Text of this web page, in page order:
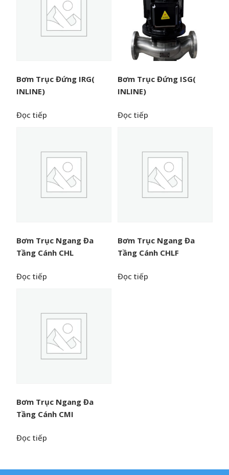
Bơm Trục Đứng IRG(
INLINE)
Đọc tiếp
Bơm Trục Đứng ISG(
INLINE)
Đọc tiếp
Bơm Trục Ngang Đa
Tầng Cánh CHL
Đọc tiếp
Bơm Trục Ngang Đa
Tầng Cánh CHLF
Đọc tiếp
Bơm Trục Ngang Đa
Tầng Cánh CMI
Đọc tiếp